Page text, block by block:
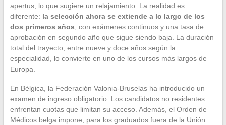
apertus, lo que sugiere un relajamiento. La realidad es
diferente: la selección ahora se extiende a lo largo de los
dos primeros años, con exámenes continuos y una tasa de
aprobación en segundo año que sigue siendo baja. La duración
total del trayecto, entre nueve y doce años según la
especialidad, lo convierte en uno de los cursos más largos de
Europa.
En Bélgica, la Federación Valonia-Bruselas ha introducido un
examen de ingreso obligatorio. Los candidatos no residentes
enfrentan cuotas que limitan su acceso. Además, el Orden de
Médicos belga impone, para los graduados fuera de la Unión